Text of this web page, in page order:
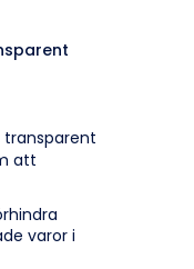
transparent
att
varor i